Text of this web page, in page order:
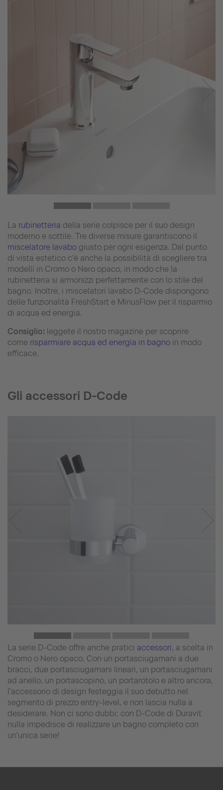
La rubinetteria della serie colpisce per il suo design
moderno e sottile. Tre diverse misure garantiscono il
miscelatore lavabo giusto per ogni esigenza. Dal punto
di vista estetico c'è anche la possibilità di scegliere tra
modelli in Cromo o Nero opaco, in modo che la
rubinetteria si armonizzi perfettamente con lo stile del
bagno. Inoltre, i miscelatori lavabo D-Code dispongono
delle funzionalità FreshStart e MinusFlow per il risparmio
di acqua ed energia.
Consiglio: leggete il nostro magazine per scoprire
come risparmiare acqua ed energia in bagno in modo
efficace.
Gli accessori D-Code
La serie D-Code offre anche pratici accessori, a scelta in
Cromo o Nero opaco. Con un portasciugamani a due
bracci, due portasciugamani lineari, un portasciugamani
ad anello, un portascopino, un portarotolo e altro ancora,
l'accessorio di design festeggia il suo debutto nel
segmento di prezzo entry-level, e non lascia nulla a
desiderare. Non ci sono dubbi: con D-Code di Duravit
nulla impedisce di realizzare un bagno completo con
un'unica serie!